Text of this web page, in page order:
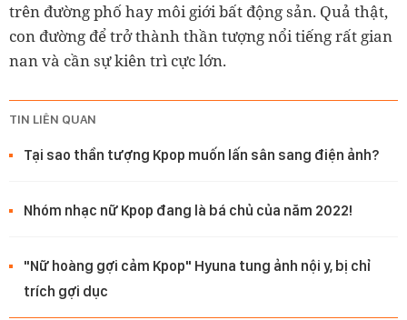
trên đường phố hay môi giới bất động sản. Quả thật,
con đường để trở thành thần tượng nổi tiếng rất gian
nan và cần sự kiên trì cực lớn.
TIN LIÊN QUAN
Tại sao thần tượng Kpop muốn lấn sân sang điện ảnh?
Nhóm nhạc nữ Kpop đang là bá chủ của năm 2022!
"Nữ hoàng gợi cảm Kpop" Hyuna tung ảnh nội y, bị chỉ
trích gợi dục